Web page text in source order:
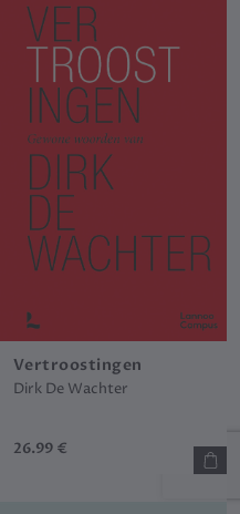
Vertroostingen
Dirk De Wachter
26.99 €